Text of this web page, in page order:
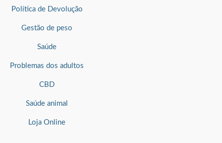
Política de Devolução
Gestão de peso
Saúde
Problemas dos adultos
CBD
Saúde animal
Loja Online